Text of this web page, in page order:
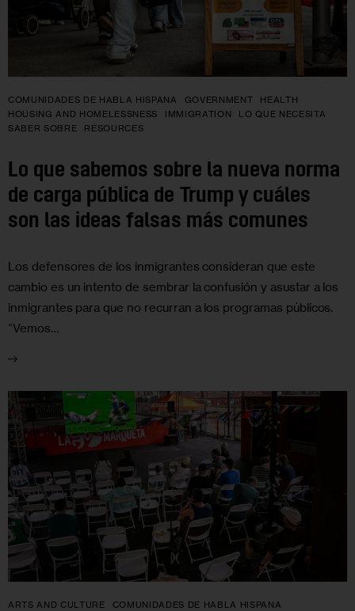
COMUNIDADES DE HABLA HISPANA GOVERNMENT
HEALTH
HOUSING AND HOMELESSNESS
IMMIGRATION
LO QUE NECESITA
SABER SOBRE
RESOURCES
Lo que sabemos sobre la nueva norma
de carga pública de Trump y cuáles
son las ideas falsas más comunes
Los defensores de los inmigrantes consideran que este
cambio es un intento de sembrar la confusión y asustar a los
inmigrantes para que no recurran a los programas públicos.
“Vemos…
ARTS AND CULTURE
COMUNIDADES DE HABLA HISPANA